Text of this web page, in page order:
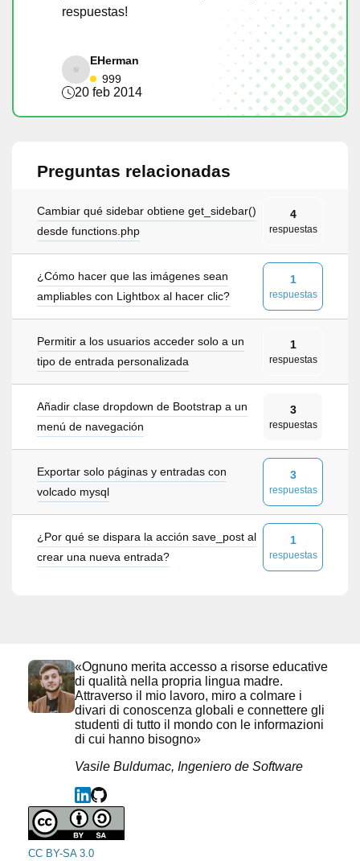
respuestas!
EHerman
999
20 feb 2014
Preguntas relacionadas
Cambiar qué sidebar obtiene get_sidebar()
desde functions.php
4
respuestas
¿Cómo hacer que las imágenes sean
ampliables con Lightbox al hacer clic?
1
respuestas
Permitir a los usuarios acceder solo a un
tipo de entrada personalizada
1
respuestas
Añadir clase dropdown de Bootstrap a un
menú de navegación
3
respuestas
Exportar solo páginas y entradas con
volcado mysql
3
respuestas
¿Por qué se dispara la acción save_post al
crear una nueva entrada?
1
respuestas
«Ognuno merita accesso a risorse educative
di qualità nella propria lingua madre.
Attraverso il mio lavoro, miro a colmare i
divari di conoscenza globali e connettere gli
studenti di tutto il mondo con le informazioni
di cui hanno bisogno»
Vasile Buldumac, Ingeniero de Software
CC BY-SA 3.0